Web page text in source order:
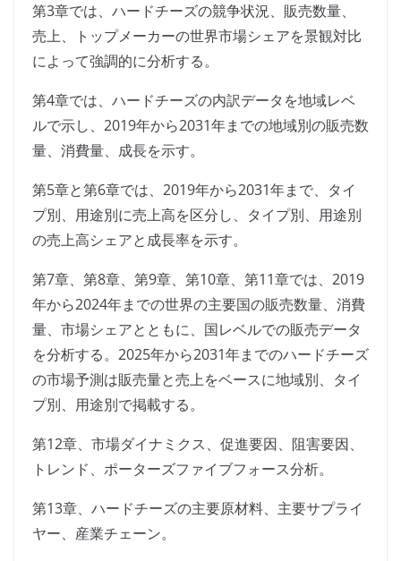
第3章では、ハードチーズの競争状況、販売数量、
売上、トップメーカーの世界市場シェアを景観対比
によって強調的に分析する。
第4章では、ハードチーズの内訳データを地域レベ
ルで示し、2019年から2031年までの地域別の販売数
量、消費量、成長を示す。
第5章と第6章では、2019年から2031年まで、タイ
プ別、用途別に売上高を区分し、タイプ別、用途別
の売上高シェアと成長率を示す。
第7章、第8章、第9章、第10章、第11章では、2019
年から2024年までの世界の主要国の販売数量、消費
量、市場シェアとともに、国レベルでの販売データ
を分析する。2025年から2031年までのハードチーズ
の市場予測は販売量と売上をベースに地域別、タイ
プ別、用途別で掲載する。
第12章、市場ダイナミクス、促進要因、阻害要因、
トレンド、ポーターズファイブフォース分析。
第13章、ハードチーズの主要原材料、主要サプライ
ヤー、産業チェーン。